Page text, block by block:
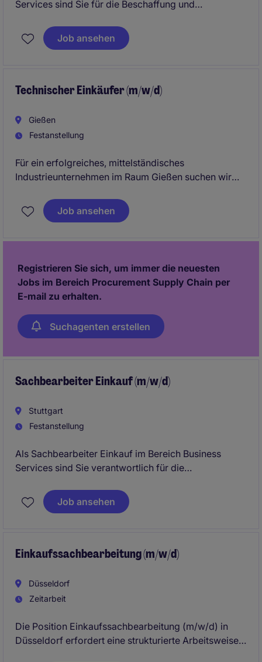
Services sind Sie für die Beschaffung und
zuständig. Sie tragen maßgeblich zur
Effizienzsteigerung und Kostensenkung im
Job ansehen
Technischer Einkäufer (m/w/d)
Gießen
Festanstellung
Für ein erfolgreiches, mittelständisches
Industrieunternehmen im Raum Gießen suchen wir
strategischen und operativen Einkauf technischer
Komponenten verantwortet. Sie übernehmen eine
Bereichen Entwicklung, Produktion und Qualität
zusammen.
Job ansehen
Registrieren Sie sich, um immer die neuesten
Jobs im Bereich Procurement Supply Chain per
E-mail zu erhalten.
Suchagenten erstellen
Sachbearbeiter Einkauf (m/w/d)
Stuttgart
Festanstellung
Als Sachbearbeiter Einkauf im Bereich Business
Services sind Sie verantwortlich für die
Sicherstellung einer reibungslosen Abwicklung. In
Stuttgart erwartet Sie eine abwechslungsreiche
Job ansehen
Einkaufssachbearbeitung (m/w/d)
Düsseldorf
Zeitarbeit
Die Position Einkaufssachbearbeitung (m/w/d) in
Düsseldorf erfordert eine strukturierte Arbeitsweise